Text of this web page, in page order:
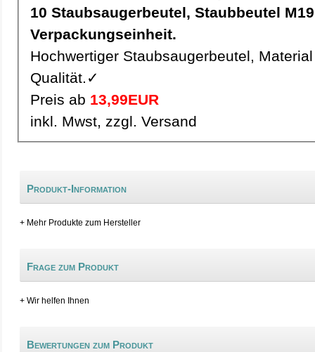
10 Staubsaugerbeutel, Staubbeutel M19 pro
Verpackungseinheit.
Hochwertiger Staubsaugerbeutel,
Qualität.✓
Preis ab 13,99EUR
inkl. Mwst, zzgl. Versand
Produkt-Information
+ Mehr Produkte zum Hersteller
Frage zum Produkt
+ Wir helfen Ihnen
Bewertungen zum Produkt